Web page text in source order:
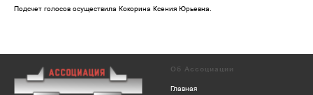
Подсчет голосов осуществила Кокорина Ксения Юрьевна.
Об Ассоциации
Главная